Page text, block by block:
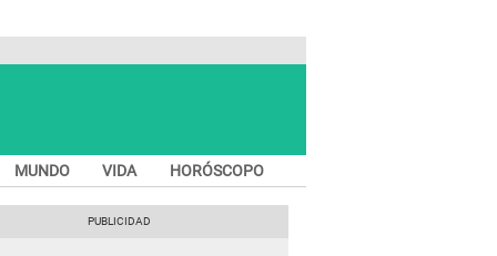
MUNDO VIDA HORÓSCOPO